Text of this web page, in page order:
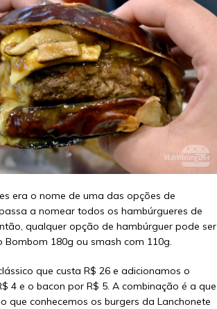
era o nome de uma das opções de
a nomear todos os hambúrgueres de
qualquer opção de hambúrguer pode ser
180g ou smash com 110g.
que custa R$ 26 e adicionamos o
4 e o bacon por R$ 5. A combinação é a que
que conhecemos os burgers da Lanchonete